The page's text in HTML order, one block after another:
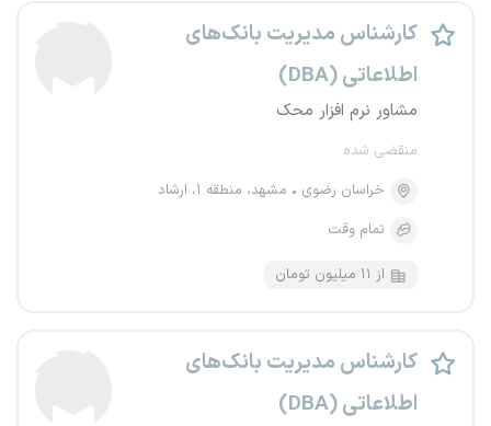
کارشناس مدیریت بانک‌های
اطلاعاتی (DBA)
مشاور نرم افزار محک
منقضی شده
خراسان رضوی
مشهد، منطقه ۱، ارشاد
تمام وقت
از ۱۱ میلیون تومان
کارشناس مدیریت بانک‌های
اطلاعاتی (DBA)